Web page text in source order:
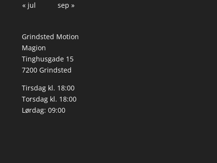
« jul
sep »
Grindsted Motion
Magion
Tinghusgade 15
7200 Grindsted
Tirsdag kl. 18:00
Torsdag kl. 18:00
Lørdag: 09:00